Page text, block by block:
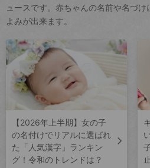
ュースです。赤ちゃんの名前や名づ
よみが出来ます。
【2026年上半期】女の子
の名付けでリアルに選ばれ
た「人気漢字」ランキン
グ！令和のトレンドは？